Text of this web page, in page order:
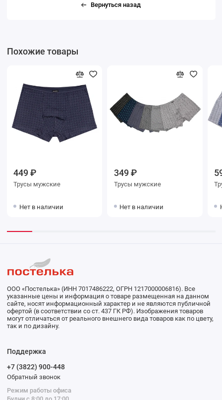
Вернуться назад
Похожие товары
449 ₽
Трусы мужские
Нет в наличии
349 ₽
Трусы мужские
Нет в наличии
ООО «Постелька» (ИНН 7017486222, ОГРН 1217000006816). Все
указанные цены и информация о товаре размещенная на данном
сайте, носят информационный характер и не являются публичной
офертой (в соответствии со ст. 437 ГК РФ). Изображения товаров
могут отличаться от реального внешнего вида товаров как по цвету,
так и по дизайну.
Поддержка
+7 (3822) 900-448
Обратный звонок
Режим работы офиса